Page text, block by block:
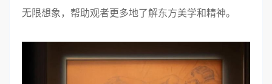
无限想象， 帮助观者更多地了解东方美学和精神。